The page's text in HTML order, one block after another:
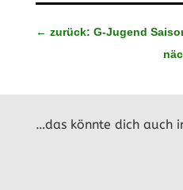
← zurück: G-Jugend
…das könnte dich auch